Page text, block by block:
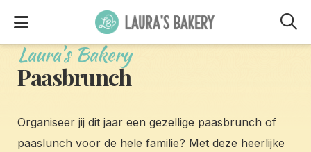
Laura's Bakery
Paasbrunch
Organiseer jij dit jaar een gezellige paasbrunch of
paaslunch voor de hele familie? Met deze heerlijke